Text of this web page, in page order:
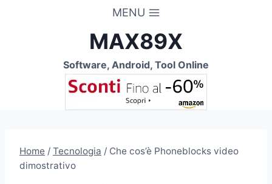
MENU
MAX89X
Software, Android, Tool Online
Home / Tecnologia / Che cos’è Phoneblocks video
dimostrativo